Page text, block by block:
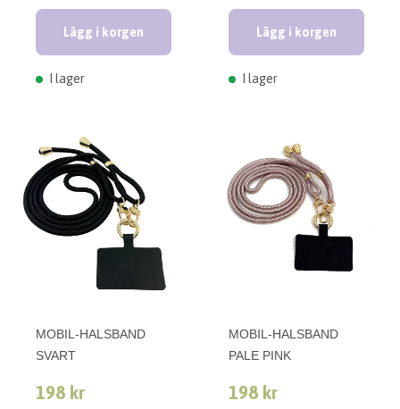
Lägg i korgen
I lager
Lägg i korgen
I lager
MOBIL-HALSBAND
SVART
198 kr
MOBIL-HALSBAND
PALE PINK
198 kr